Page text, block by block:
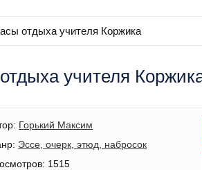
отдыха учителя Коржика
учителя
Горький Максим
Эссе, очерк, этюд, набросок
1515